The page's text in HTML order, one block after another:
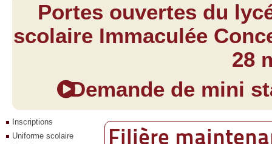
Portes ouvertes du
scolaire Immaculée
28
Demande de mini
Inscriptions
Uniforme scolaire
Filière